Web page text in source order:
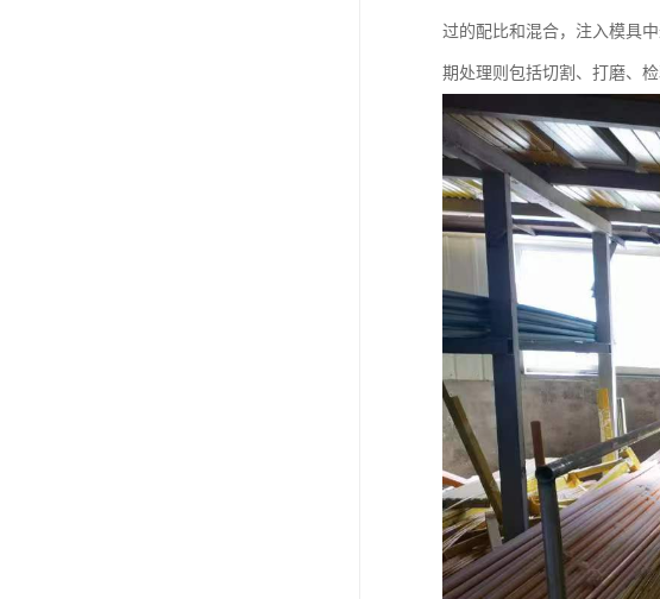
过的配比和混合，注入模具
期处理则包括切割、打磨、